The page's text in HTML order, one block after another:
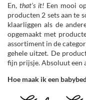
En,that’s it! Een mooi
producten 2 sets aan te
klaarliggen als de
opgemaakt met
assortiment in de
gehele uitzet. De
fijn prijsje. Absoluut een
Hoe maak ik een